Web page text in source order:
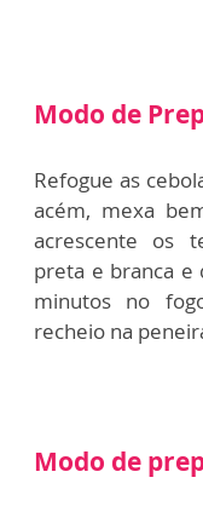
Modo de
Refogue as
acém, mexa
acrescente os
preta e branca e
minutos no
recheio na
Modo de